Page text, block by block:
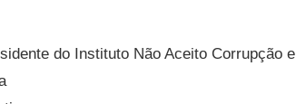
do Instituto Não Aceito Corrupção e